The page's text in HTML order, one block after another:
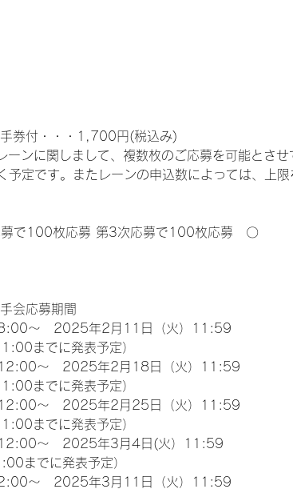
券付・・・1,700円(税込み)
ンに関しまして、複数枚のご応募を可能とさ
定です。またレーンの申込数によっては、上
で100枚応募 第3次応募で100枚応募　〇
会応募期間
～　2025年2月11日（火）11:59
までに発表予定）
～　2025年2月18日（火）11:59
までに発表予定）
～　2025年2月25日（火）11:59
までに発表予定）
～　2025年3月4日(火）11:59
までに発表予定）
～　2025年3月11日（火）11:59